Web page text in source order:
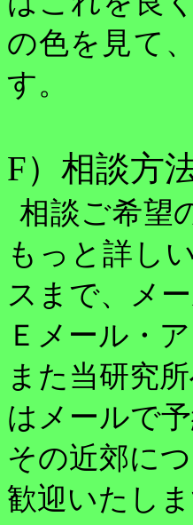
の色を見て
す。
F）相談方
相談ご希望
もっと詳し
スまで、メ
Ｅメール・
また当研究
はメールで
その近郊に
歓迎いたしま